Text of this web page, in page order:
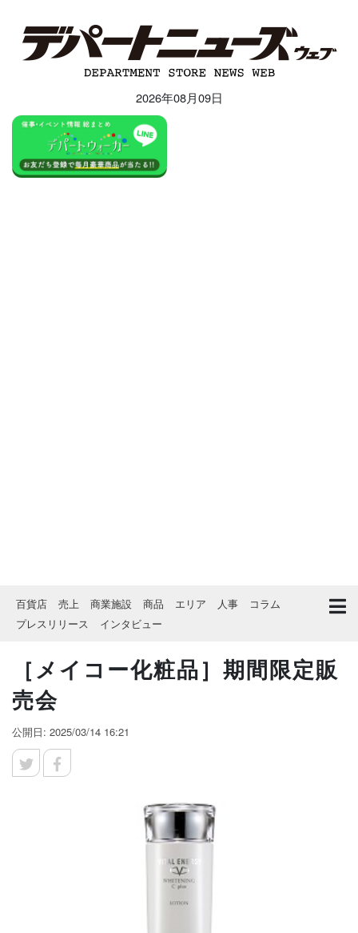
2026年08月09日
百貨店 売上 商業施設 商品 エリア 人事
コラム
プレスリリース
インタビュー
［メイコー化粧品］期間限定販
売会
公開日: 2025/03/14 16:21